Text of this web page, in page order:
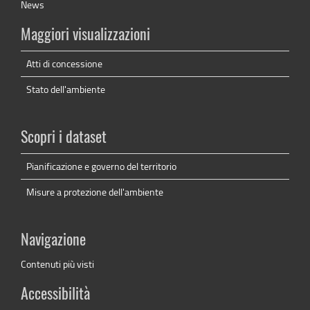
News
Maggiori visualizzazioni
Atti di concessione
Stato dell'ambiente
Scopri i dataset
Pianificazione e governo del territorio
Misure a protezione dell'ambiente
Navigazione
Contenuti più visti
Accessibilità